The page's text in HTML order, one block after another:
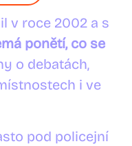
v roce 2002 a s
ponětí, co se
o debatách,
i ve
pod policejní